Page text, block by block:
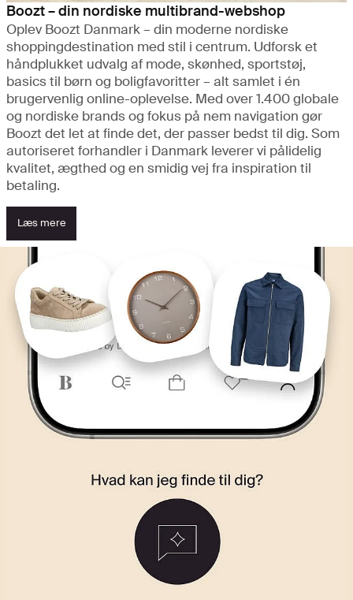
Boozt – din nordiske multibrand-webshop
Oplev Boozt Danmark – din moderne nordiske
shoppingdestination med stil i centrum. Udforsk et
håndplukket udvalg af mode, skønhed, sportstøj,
basics til børn og boligfavoritter – alt samlet i én
brugervenlig online-oplevelse. Med over 1.400 globale
og nordiske brands og fokus på nem navigation gør
Boozt det let at finde det, der passer bedst til dig. Som
autoriseret forhandler i Danmark leverer vi pålidelig
kvalitet, ægthed og en smidig vej fra inspiration til
betaling.
Læs mere